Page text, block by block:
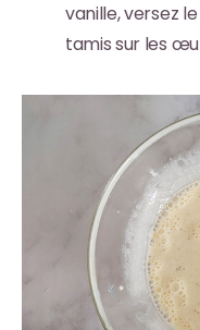
vanille, versez
tamis sur les